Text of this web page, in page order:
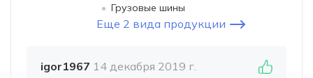
Грузовые шины
Еще 2 вида продукции
igor1967 14 декабря 2019 г.